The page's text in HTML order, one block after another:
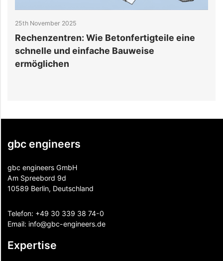
25th November 2025
Rechenzentren: Wie Betonfertigteile eine
schnelle und einfache Bauweise
ermöglichen
gbc engineers
gbc engineers GmbH
Am Spreebord 9d
10589 Berlin, Deutschland
Telefon: +49 30 339 38 74-0
Email: info@gbc-engineers.de
Expertise